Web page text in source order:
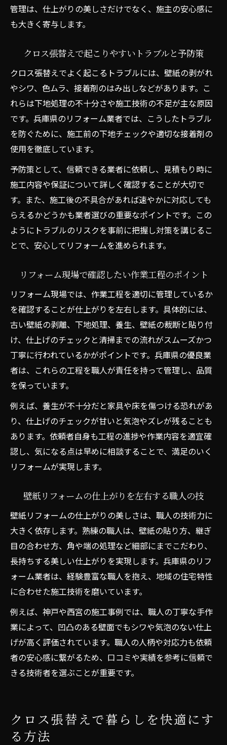
管理は、仕上がりの美しさだけでなく、施主の安心感に
も大きく寄与します。
クロス張替えで起こりやすいトラブルと予防策
クロス張替えでよく起こるトラブルには、壁紙の剥がれ
やシワ、色ムラ、接着剤のはみ出しなどがあります。こ
れらは下地処理の不十分さや施工技術の不足が主な原因
です。兵庫県のリフォーム業者では、こうしたトラブル
を防ぐために、施工前の下地チェックや適切な接着剤の
使用を徹底しています。
予防策として、信頼できる業者に依頼し、見積もり時に
施工内容や保証について詳しく確認することが大切で
す。また、施工後の不具合があれば速やかに対応しても
らえるかどうかも業者選びの重要なポイントです。この
ようにトラブルのリスクを事前に把握し対策を講じるこ
とで、安心してリフォームを進められます。
リフォーム現場で確認したい作業工程のポイント
リフォーム現場では、作業工程を適切に管理しているか
を確認することが仕上がりを左右します。具体的には、
古い壁紙の剥離、下地処理、養生、壁紙の裁断と貼り付
け、仕上げのチェックと清掃までの流れがスムーズかつ
丁寧に行われているかがポイントです。兵庫県の優良業
者は、これらの工程を職人が責任を持って管理し、品質
を保っています。
例えば、養生が不十分だと家具や床を傷つける恐れがあ
り、仕上げのチェックが甘いと気泡やズレが残ることも
あります。依頼者自身も工程の進捗や作業内容を適宜確
認し、気になる点は早めに相談することで、満足のいく
リフォームが実現します。
壁紙リフォームの仕上がりを左右する職人の技
壁紙リフォームの仕上がりの美しさは、職人の技術力に
大きく依存します。熟練の職人は、壁紙の貼り方、継ぎ
目の合わせ方、角や端の処理など細部にまでこだわり、
長持ちする美しい仕上がりを実現します。兵庫県のリフ
ォーム業者は、経験豊富な職人を抱え、地域の住宅特性
に合わせた施工技術を磨いています。
例えば、神戸や西宮の施工事例では、職人の丁寧な手作
業によって、凹凸のある壁面でもシワや気泡のない仕上
げが高く評価されています。職人の人柄や対応力も依頼
者の安心感に繋がるため、口コミや実績を参考に信頼で
きる技術者を選ぶことが重要です。
クロス張替えで暮らしを快適にす
る方法